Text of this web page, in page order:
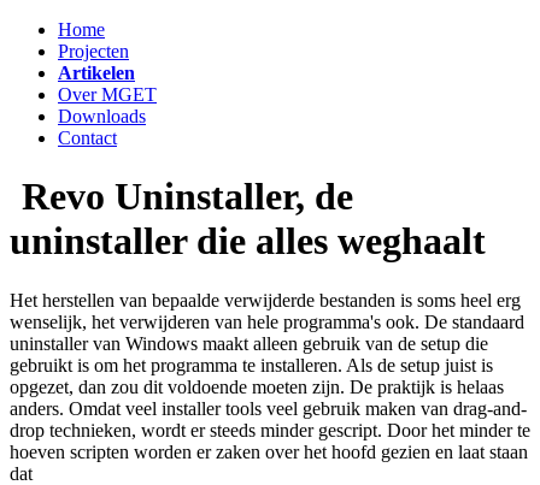
Home
Projecten
Artikelen
Over MGET
Downloads
Contact
Revo Uninstaller, de
uninstaller die alles weghaalt
Het herstellen van bepaalde verwijderde bestanden is soms heel erg
wenselijk, het verwijderen van hele programma's ook. De standaard
uninstaller van Windows maakt alleen gebruik van de setup die
gebruikt is om het programma te installeren. Als de setup juist is
opgezet, dan zou dit voldoende moeten zijn. De praktijk is helaas
anders. Omdat veel installer tools veel gebruik maken van drag-and-
drop technieken, wordt er steeds minder gescript. Door het minder te
hoeven scripten worden er zaken over het hoofd gezien en laat staan
dat